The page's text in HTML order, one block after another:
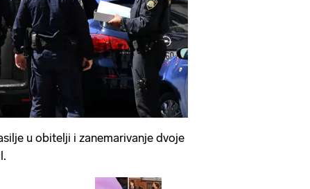
u obitelji i zanemarivanje dvoje